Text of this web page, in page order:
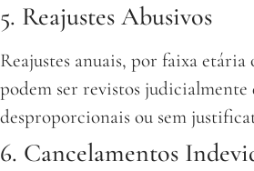
5. Reajustes Abusivos
Reajustes anuais, por faixa
podem ser revistos judicialmente
desproporcionais ou sem
6. Cancelamentos